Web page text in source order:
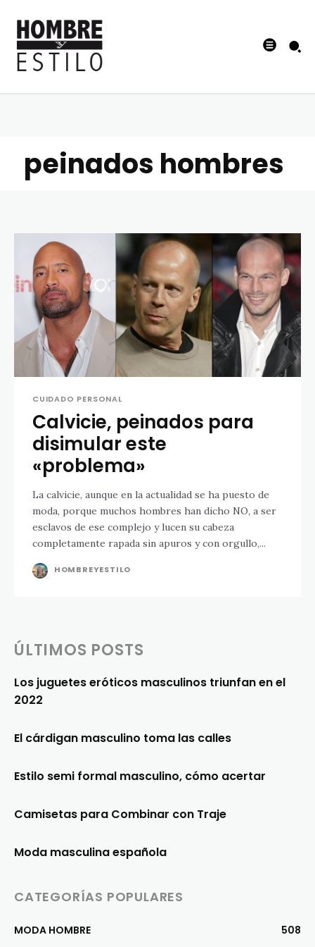
peinados hombres
CUIDADO PERSONAL
Calvicie, peinados para
disimular este
«problema»
La calvicie, aunque en la actualidad se ha puesto de
moda, porque muchos hombres han dicho NO, a ser
esclavos de ese complejo y lucen su cabeza
completamente rapada sin apuros y con orgullo,...
HOMBREYESTILO
ÚLTIMOS POSTS
Los juguetes eróticos masculinos triunfan en el
2022
El cárdigan masculino toma las calles
Estilo semi formal masculino, cómo acertar
Camisetas para Combinar con Traje
Moda masculina española
CATEGORÍAS POPULARES
MODA HOMBRE
508